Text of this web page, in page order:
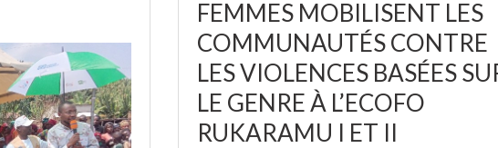
FEMMES MOBILISENT LES
COMMUNAUTÉS CONTRE
LES VIOLENCES BASÉES
LE GENRE À L’ECOFO
RUKARAMU I ET II